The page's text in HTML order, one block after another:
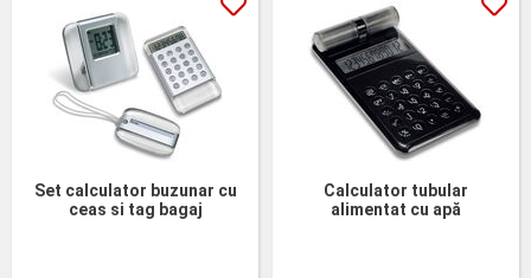
Set calculator buzunar cu
ceas si tag bagaj
Calculator tubular
alimentat cu apă